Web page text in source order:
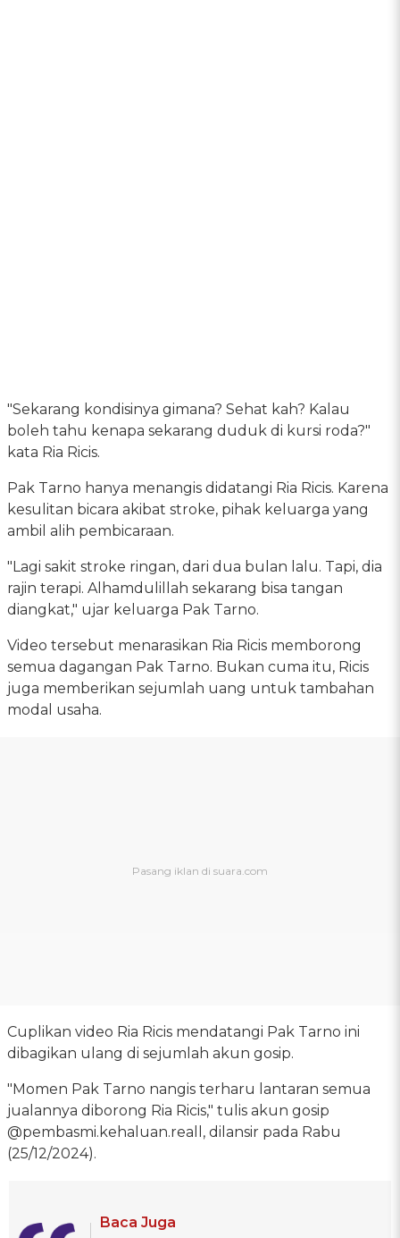
"Sekarang kondisinya gimana? Sehat kah? Kalau
boleh tahu kenapa sekarang duduk di kursi roda?"
kata Ria Ricis.
Pak Tarno hanya menangis didatangi Ria Ricis. Karena
kesulitan bicara akibat stroke, pihak keluarga yang
ambil alih pembicaraan.
"Lagi sakit stroke ringan, dari dua bulan lalu. Tapi, dia
rajin terapi. Alhamdulillah sekarang bisa tangan
diangkat," ujar keluarga Pak Tarno.
Video tersebut menarasikan Ria Ricis memborong
semua dagangan Pak Tarno. Bukan cuma itu, Ricis
juga memberikan sejumlah uang untuk tambahan
modal usaha.
Cuplikan video Ria Ricis mendatangi Pak Tarno ini
dibagikan ulang di sejumlah akun gosip.
"Momen Pak Tarno nangis terharu lantaran semua
jualannya diborong Ria Ricis," tulis akun gosip
@pembasmi.kehaluan.reall, dilansir pada Rabu
(25/12/2024).
Baca Juga